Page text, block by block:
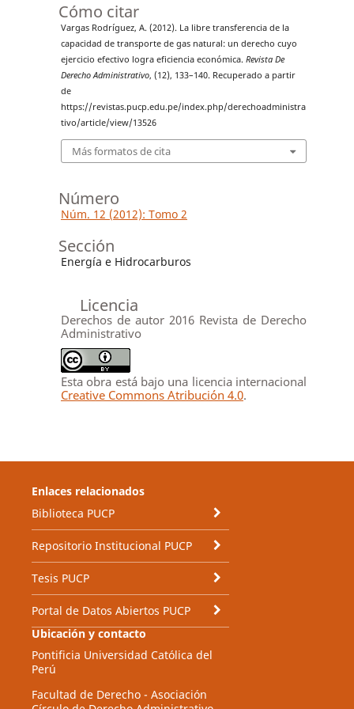
Cómo citar
Vargas Rodríguez, A. (2012). La libre transferencia de la
capacidad de transporte de gas natural: un derecho cuyo
ejercicio efectivo logra eficiencia económica. Revista De
Derecho Administrativo, (12), 133–140. Recuperado a partir
de
https://revistas.pucp.edu.pe/index.php/derechoadministra
tivo/article/view/13526
Más formatos de cita
Número
Núm. 12 (2012): Tomo 2
Sección
Energía e Hidrocarburos
Licencia
Derechos de autor 2016 Revista de Derecho
Administrativo
Esta obra está bajo una licencia internacional
Creative Commons Atribución 4.0.
Enlaces relacionados
Biblioteca PUCP
Repositorio Institucional PUCP
Tesis PUCP
Portal de Datos Abiertos PUCP
Ubicación y contacto
Pontificia Universidad Católica del
Perú
Facultad de Derecho - Asociación